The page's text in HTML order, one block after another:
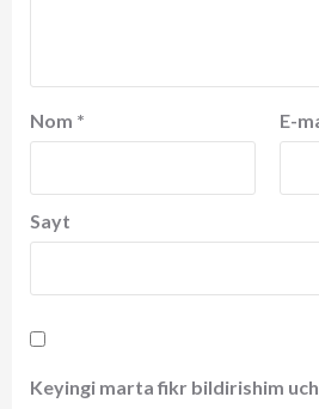
Nom * E-
Sayt
Keyingi marta fikr bildirishim